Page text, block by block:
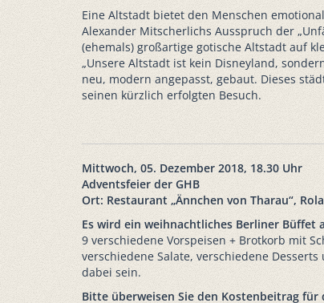
Eine Altstadt bietet den Menschen
Alexander Mitscherlichs Ausspruch der
(ehemals) großartige gotische Altstadt auf
„Unsere Altstadt ist kein Disneyland,
neu, modern angepasst, gebaut. Dieses
seinen kürzlich erfolgten Besuch.
Mittwoch, 05. Dezember 2018, 18.30 Uhr
Adventsfeier der GHB
Ort: Restaurant „Ännchen von Tharau“,
Es wird ein weihnachtliches Berliner Büffet
9 verschiedene Vorspeisen + Brotkorb mit
verschiedene Salate, verschiedene
dabei sein.
Bitte überweisen Sie den Kostenbeitrag für